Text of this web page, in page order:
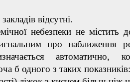
відсутні.
небезпеки не містить
про наближення
автоматично,
б одного з таких показників: